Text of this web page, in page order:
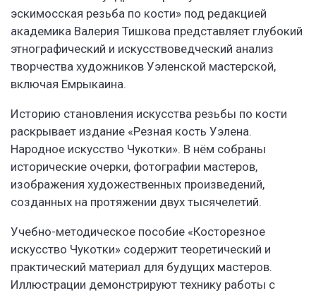
эскимосская резьба по кости» под редакцией
академика Валерия Тишкова представляет глубокий
этнографический и искусствоведческий анализ
творчества художников Уэленской мастерской,
включая Емрыкаина.
Историю становления искусства резьбы по кости
раскрывает издание «Резная кость Уэлена.
Народное искусство Чукотки». В нём собраны
исторические очерки, фотографии мастеров,
изображения художественных произведений,
созданных на протяжении двух тысячелетий.
Учебно-методическое пособие «Косторезное
искусство Чукотки» содержит теоретический и
практический материал для будущих мастеров.
Иллюстрации демонстрируют технику работы с